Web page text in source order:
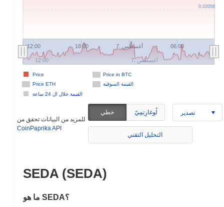
12:00 18:00 7. أغسطس 06:00
Price in BTC
Price ETH
القيمة السوقية
القيمة خلال ال 24 ساعة
Price
12:00 7. أغسطس
0.02058
للمزيد من البيانات تحقق من
CoinPaprika API
خطي لُوغارِتمِيّ تصدير
التحليل التقني
SEDA (SEDA)
ما هو SEDA؟